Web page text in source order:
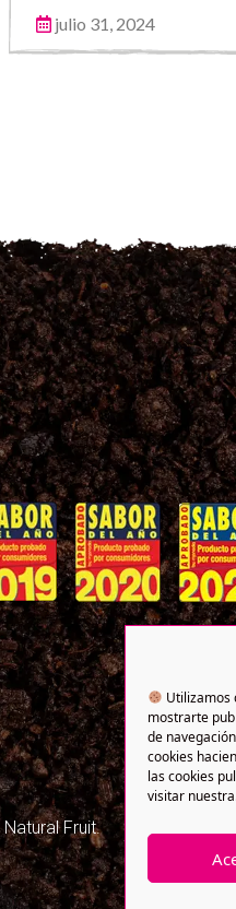
Utilizamos
mostrarte
de
cookies
las cookies
visitar
julio 31, 2024
Fruit.